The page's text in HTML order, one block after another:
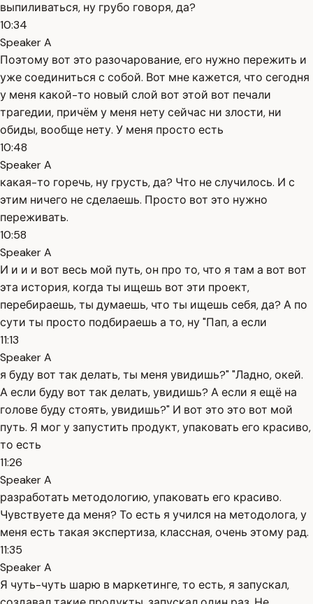
выпиливаться, ну грубо говоря, да?
10:34
Speaker A
Поэтому вот это разочарование, его нужно пережить и
уже соединиться с собой. Вот мне кажется, что сегодня
у меня какой-то новый слой вот этой вот печали
трагедии, причём у меня нету сейчас ни злости, ни
обиды, вообще нету. У меня просто есть
10:48
Speaker A
какая-то горечь, ну грусть, да? Что не случилось. И с
этим ничего не сделаешь. Просто вот это нужно
переживать.
10:58
Speaker A
И и и и вот весь мой путь, он про то, что я там а вот вот
эта история, когда ты ищешь вот эти проект,
перебираешь, ты думаешь, что ты ищешь себя, да? А по
сути ты просто подбираешь а то, ну "Пап, а если
11:13
Speaker A
я буду вот так делать, ты меня увидишь?" "Ладно, окей.
А если буду вот так делать, увидишь? А если я ещё на
голове буду стоять, увидишь?" И вот это это вот мой
путь. Я мог у запустить продукт, упаковать его красиво,
то есть
11:26
Speaker A
разработать методологию, упаковать его красиво.
Чувствуете да меня? То есть я учился на методолога, у
меня есть такая экспертиза, классная, очень этому рад.
11:35
Speaker A
Я чуть-чуть шарю в маркетинге, то есть, я запускал,